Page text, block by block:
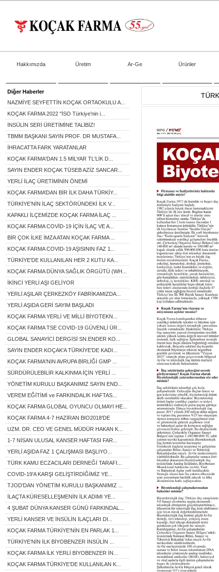
Hakkımızda Üretim Ar-Ge Ürünler
Diğer Haberler
NAZMİYE SEYFETTİN KOÇAK ORTAOKULU A...
KOÇAK FARMA 2022 "İSO Türkiye'nin i...
İNSÜLİN SERİ ÜRETİMİNE TALİBİZ!
TBMM BAŞKANI SAYIN PROF. DR MUSTAFA...
İHRACATTA FARK YARATANLAR
KOÇAK FARMA'DAN 1.5 MİLYAR TL'LİK D...
SAYIN ENDER KOÇAK TÜSEB AZİZ SANCAR...
YERLİ İLAÇ ÜRETİMİNİN ÖNEMİ
KOÇAK FARMA’DAN BİR İLK DAHA TÜRKİY...
TÜRKİYE’NİN İLAÇ SEKTÖRÜNDEKİ İLK V...
KAPAKLI İLÇEMİZDE KOÇAK FARMA İLAÇ ...
KOÇAK FARMA COVİD-19 İÇİN İLAÇ VE A...
BİR ÇOK İLKE İMZA ATAN KOÇAK FARMA ...
KOÇAK FARMA COVID-19 AŞISININ FAZ 1...
TÜRKİYE'DE KULLANILAN HER 2 KUTU KA...
KOÇAK FARMA DÜNYA SAĞLIK ÖRGÜTÜ (WH...
İKİNCİ YERLİ AŞI GELİYOR
YERLİ AŞILAR ÇERKEZKÖY FABRİKAMIZDA...
YERLİ AŞIDA GERİ SAYIM BAŞLADI
KOÇAK FARMA YERLİ VE MİLLİ BİYOTEKN...
KOÇAK FARMA TSE COVID-19 GÜVENLİ ÜR...
GLOBAL SANAYİCİ DERGİSİ SN.ENDER KO...
SAYIN ENDER KOÇAK'A TÜRKİYE'DE KADI...
KOÇAK FARMA'NIN AVRUPA BİRLİĞİ GMP ...
SÜRDÜRÜLEBİLİR KALKINMA İÇİN YERLİ ...
YÖNETİM KURULU BAŞKANIMIZ SAYIN END...
VEREM EĞİTİMİ ve FARKINDALIK HAFTAS...
KOÇAK FARMA GLOBAL OYUNCU OLMAYI HE...
KOÇAK FARMA 4-7 HAZİRAN BIO2018'DE
UZM. DR. CEO VE GENEL MÜDÜR HAKAN K...
1-7 NİSAN ULUSAL KANSER HAFTASI FAR...
YERLİ AŞIDA FAZ 1 ÇALIŞMASI BAŞLIYO...
TÜRK KAMU ECZACILARI DERNEĞİ TARAFI...
COVID-19'A KARŞI GELİŞTİRDİĞİMİZ YE...
TJOD’DAN YÖNETİM KURULU BAŞKANIMIZ ...
İLAÇTA KÜRESELLEŞMENİN İLK ADIMI YE...
4 ŞUBAT DÜNYA KANSER GÜNÜ FARKINDAL...
YERLİ KANSER VE İNSÜLİN İLAÇLARI DI...
KOÇAK FARMA TÜRKİYE'NİN EN PARLAK 1...
TÜRKİYE’NİN İLK BİYOBENZER İNSÜLİN ...
KOÇAK FARMA İLK YERLİ BİYOBENZER İN...
KOÇAK FARMA TÜRKİYE’DE KULLANILAN K...